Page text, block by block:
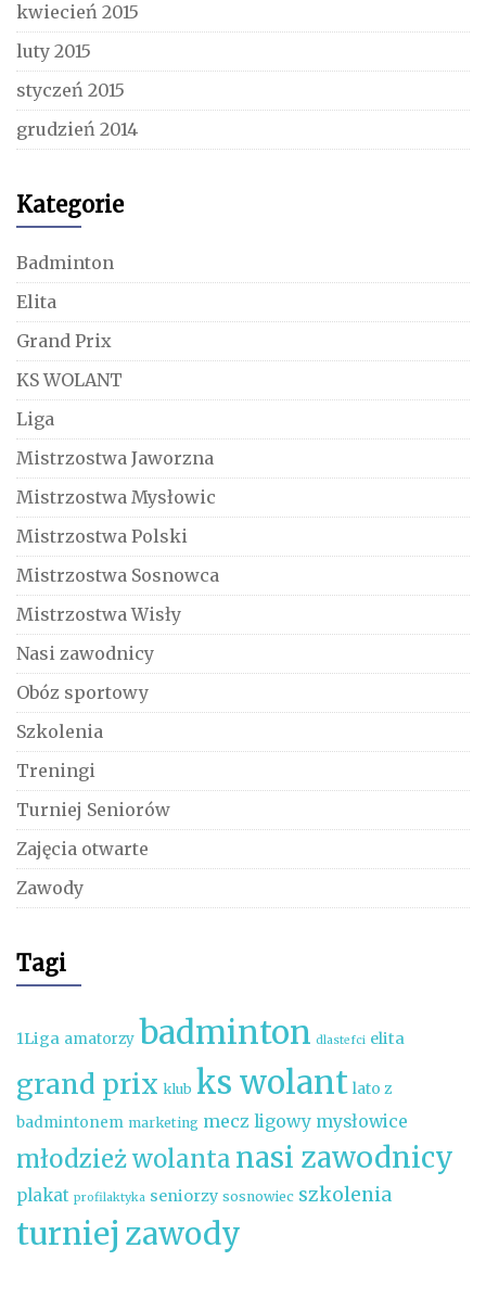
kwiecień 2015
luty 2015
styczeń 2015
grudzień 2014
Kategorie
Badminton
Elita
Grand Prix
KS WOLANT
Liga
Mistrzostwa Jaworzna
Mistrzostwa Mysłowic
Mistrzostwa Polski
Mistrzostwa Sosnowca
Mistrzostwa Wisły
Nasi zawodnicy
Obóz sportowy
Szkolenia
Treningi
Turniej Seniorów
Zajęcia otwarte
Zawody
Tagi
1Liga amatorzy badminton dlastefci elita
grand prix klub ks wolant lato z
badmintonem marketing mecz ligowy mysłowice
młodzież wolanta nasi zawodnicy
plakat profilaktyka seniorzy sosnowiec szkolenia
turniej zawody